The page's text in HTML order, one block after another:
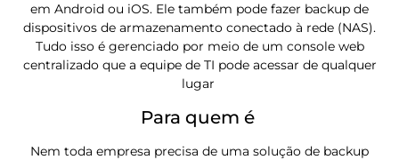
em Android ou iOS. Ele também pode fazer backup de
dispositivos de armazenamento conectado à rede (NAS).
Tudo isso é gerenciado por meio de um console web
centralizado que a equipe de TI pode acessar de qualquer
lugar
Para quem é
Nem toda empresa precisa de uma solução de backup